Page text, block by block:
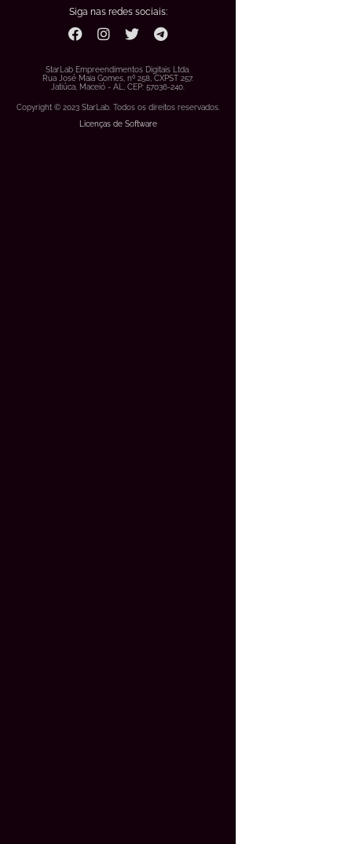
Siga nas redes sociais:
StarLab Empreendimentos Digitais Ltda.
Rua José Maia Gomes, nº 258, CXPST 257.
Jatiúca, Maceió - AL, CEP: 57036-240.
Copyright © 2023 StarLab. Todos os direitos reservados.
Licenças de Software